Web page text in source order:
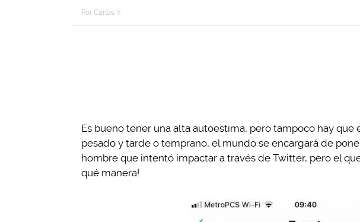
Por Carlos Y
Es bueno tener una alta autoestima, pero tampoco hay que
pesado y tarde o temprano, el mundo se encargará de
hombre que intentó impactar a través de Twitter, pero el
qué manera!